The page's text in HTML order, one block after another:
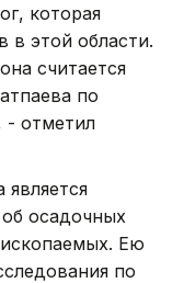
которая
в этой области.
считается
по
- отметил
осадочных
Ею
по